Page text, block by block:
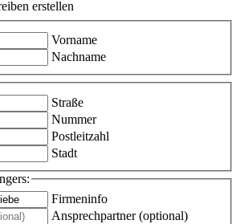
erstellen
Vorname
Nachname
Straße
Nummer
Postleitzahl
Stadt
Firmeninfo
Ansprechpartner (optional)